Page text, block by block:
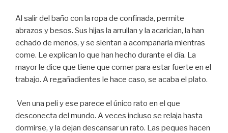
Al salir del baño con la ropa de confinada, permite
abrazos y besos. Sus hijas la arrullan y la acarician, la han
echado de menos, y se sientan a acompañarla mientras
come. Le explican lo que han hecho durante el día. La
mayor le dice que tiene que comer para estar fuerte en el
trabajo. A regañadientes le hace caso, se acaba el plato.
Ven una peli y ese parece el único rato en el que
desconecta del mundo. A veces incluso se relaja hasta
dormirse, y la dejan descansar un rato. Las peques hacen